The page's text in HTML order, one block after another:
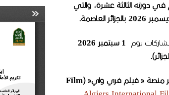
في دورته الثالثة عشرة، والتي
.
يوم 1
سبتمبر 2026
منصة « فيلم فري واي
« (Film